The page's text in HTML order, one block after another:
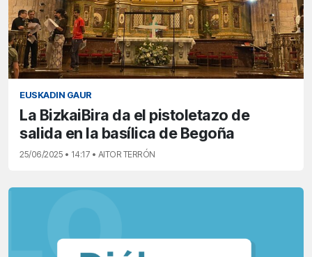
EUSKADIN GAUR
La BizkaiBira da el pistoletazo de
salida en la basílica de Begoña
25/06/2025 • 14:17 • AITOR TERRÓN